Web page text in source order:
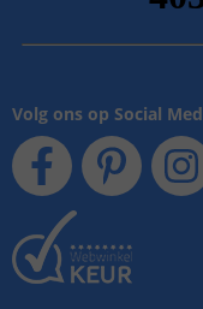
Volg ons op Social